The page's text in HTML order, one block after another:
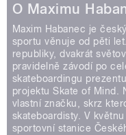
O Maximu
Maxim Habanec je
sportu věnuje od pěti
republiky, dvakrát
pravidelně závodí po
skateboardingu
projektu Skate of Mind.
vlastní značku, skrz
skateboardisty. V
sportovní stanice